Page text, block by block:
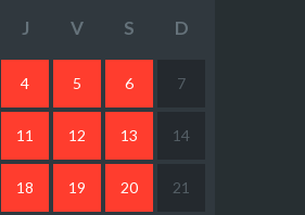
J V S D
4 5 6 7
11 12 13 14
18 19 20 21